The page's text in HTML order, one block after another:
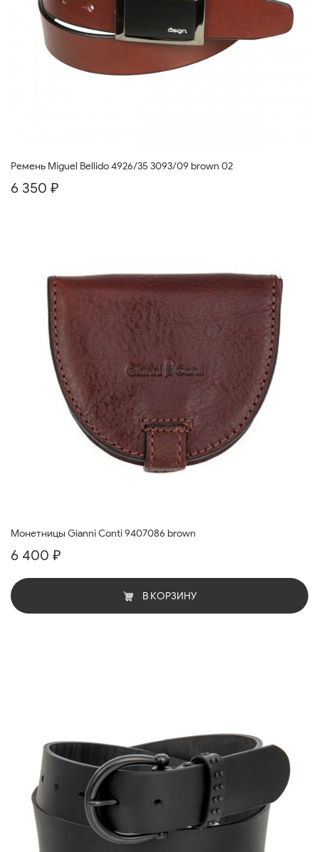
Ремень Miguel Bellido 4926/35 3093/09 brown 02
6 350 ₽
Монетницы Gianni Conti 9407086 brown
6 400 ₽
В КОРЗИНУ